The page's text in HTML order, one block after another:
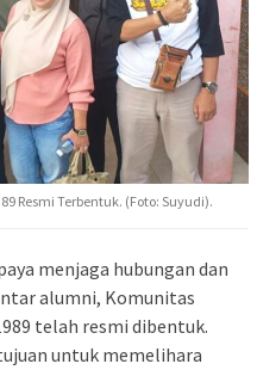
Resmi Terbentuk. (Foto: Suyudi).
menjaga hubungan dan
alumni, Komunitas
telah resmi dibentuk.
untuk memelihara